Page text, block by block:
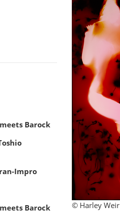
Barock
Impro
Barock
© Harley Weir